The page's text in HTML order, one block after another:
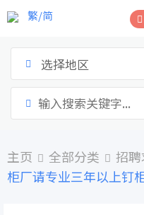
跳
到
繁/简
选择地区
主页 全部分类 招
柜厂请专业三年以上钉